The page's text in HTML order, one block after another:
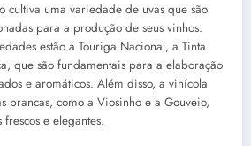
cultiva uma variedade de uvas que são
para a produção de seus vinhos.
estão a Touriga Nacional, a Tinta
que são fundamentais para a elaboração
e aromáticos. Além disso, a vinícola
brancas, como a Viosinho e a Gouveio,
e elegantes.